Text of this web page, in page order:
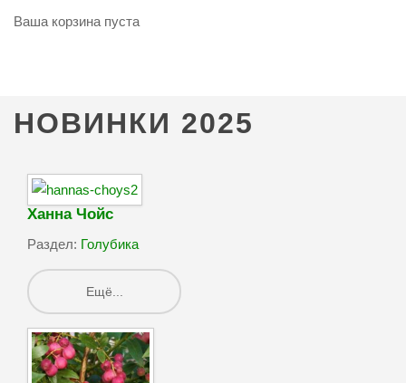
Ваша корзина пуста
НОВИНКИ 2025
Ханна Чойс
Раздел: Голубика
Ещё...